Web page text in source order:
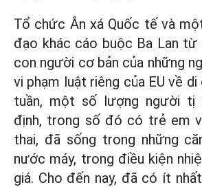
Tổ chức Ân xá Quốc tế và
đạo khác cáo buộc Ba Lan từ
con người cơ bản của những
vi phạm luật riêng của EU về
tuần, một số lượng người tị
định, trong số đó có trẻ em
thai, đã sống trong những
nước máy, trong điều kiện
giá. Cho đến nay, đã có ít